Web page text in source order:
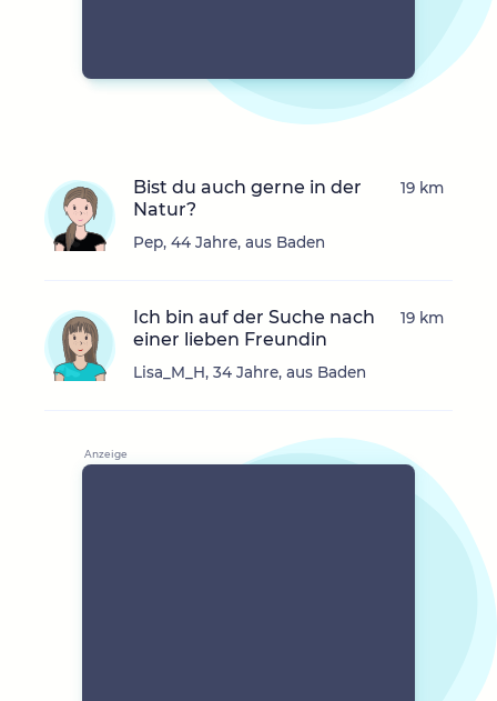
Bist du auch gerne in der
Natur?
Pep, 44 Jahre, aus Baden
19 km
Ich bin auf der Suche nach
einer lieben Freundin
Lisa_M_H, 34 Jahre, aus Baden
19 km